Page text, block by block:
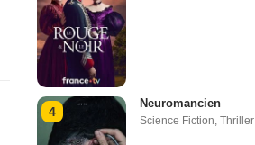
4
Neuromancien
Science Fiction Thriller